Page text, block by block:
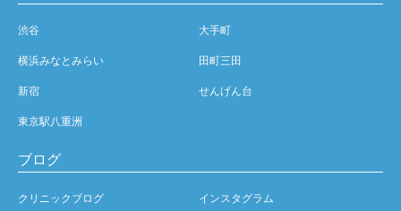
渋谷 大手町
横浜みなとみらい 田町三田
新宿 せんげん台
東京駅八重洲
ブログ
クリニックブログ インスタグラム